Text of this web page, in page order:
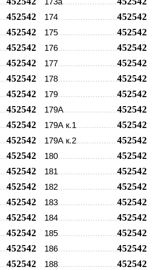
452542
452542
452542
452542
452542
452542
452542
452542
452542
452542
452542
452542
452542
452542
452542
452542
452542
173а
174 452542
175 452542
176 452542
177 452542
178 452542
179 452542
179А 452542
179А к.1 452542
179А к.2 452542
180 452542
181 452542
182 452542
183 452542
184 452542
185 452542
186 452542
188 452542